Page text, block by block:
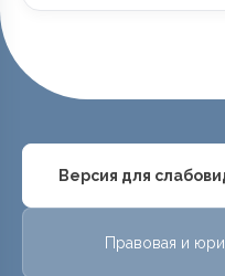
Версия для
Правовая и